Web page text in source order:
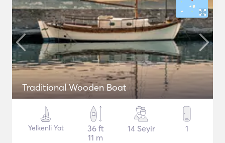
Traditional Wooden Boat
Yelkenli Yat
36 ft
11 m
14 Seyir 1